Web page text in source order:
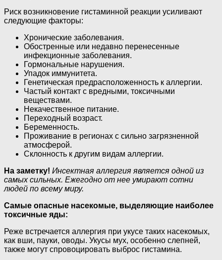
Риск возникновение гистаминной реакции усиливают
следующие факторы:
Хронические заболевания.
Обостренные или недавно перенесенные
инфекционные заболевания.
Гормональные нарушения.
Упадок иммунитета.
Генетическая предрасположенность к аллергии.
Частый контакт с вредными, токсичными
веществами.
Некачественное питание.
Переходный возраст.
Беременность.
Проживание в регионах с сильно загрязненной
атмосферой.
Склонность к другим видам аллергии.
На заметку! Инceктная аллергия является одной из
самых сильных. Ежегодно от нее умирают сотни
людей по всему миру.
Самые опасные насекомые, выделяющие наиболее
токсичные яды:
Реже встречается аллергия при укусе таких насекомых,
как вши, пауки, оводы. Укусы мух, особенно слепней,
также могут спровоцировать выброс гистамина.